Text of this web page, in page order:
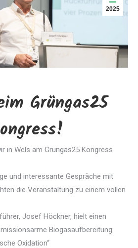
2025
Grüngas25
in Wels am Grüngas25 Kongress
und interessante Gespräche mit
die Veranstaltung zu einem vollen
Josef Höckner, hielt einen
Biogasaufbereitung:
Oxidation“